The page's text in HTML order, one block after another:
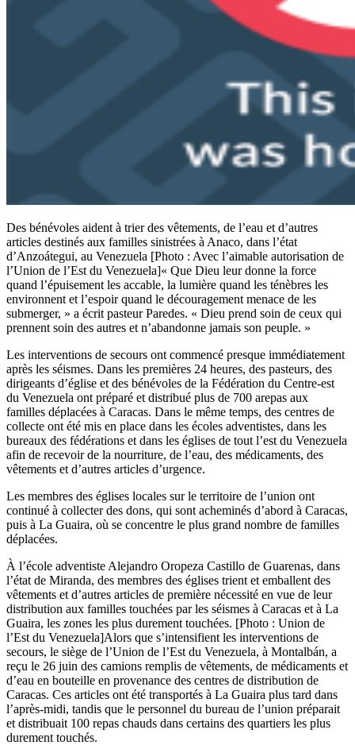
Des bénévoles aident à trier des vêtements, de l’eau et d’autres
articles destinés aux familles sinistrées à Anaco, dans l’état
d’Anzoátegui, au Venezuela [Photo : Avec l’aimable autorisation de
l’Union de l’Est du Venezuela]« Que Dieu leur donne la force
quand l’épuisement les accable, la lumière quand les ténèbres les
environnent et l’espoir quand le découragement menace de les
submerger, » a écrit pasteur Paredes. « Dieu prend soin de ceux qui
prennent soin des autres et n’abandonne jamais son peuple. »
Les interventions de secours ont commencé presque immédiatement
après les séismes. Dans les premières 24 heures, des pasteurs, des
dirigeants d’église et des bénévoles de la Fédération du Centre-est
du Venezuela ont préparé et distribué plus de 700 arepas aux
familles déplacées à Caracas. Dans le même temps, des centres de
collecte ont été mis en place dans les écoles adventistes, dans les
bureaux des fédérations et dans les églises de tout l’est du Venezuela
afin de recevoir de la nourriture, de l’eau, des médicaments, des
vêtements et d’autres articles d’urgence.
Les membres des églises locales sur le territoire de l’union ont
continué à collecter des dons, qui sont acheminés d’abord à Caracas,
puis à La Guaira, où se concentre le plus grand nombre de familles
déplacées.
À l’école adventiste Alejandro Oropeza Castillo de Guarenas, dans
l’état de Miranda, des membres des églises trient et emballent des
vêtements et d’autres articles de première nécessité en vue de leur
distribution aux familles touchées par les séismes à Caracas et à La
Guaira, les zones les plus durement touchées. [Photo : Union de
l’Est du Venezuela]Alors que s’intensifient les interventions de
secours, le siège de l’Union de l’Est du Venezuela, à Montalbán, a
reçu le 26 juin des camions remplis de vêtements, de médicaments et
d’eau en bouteille en provenance des centres de distribution de
Caracas. Ces articles ont été transportés à La Guaira plus tard dans
l’après-midi, tandis que le personnel du bureau de l’union préparait
et distribuait 100 repas chauds dans certains des quartiers les plus
durement touchés.